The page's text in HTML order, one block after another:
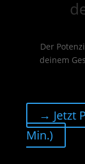
Der
deinem
→ Jetzt
Min.)